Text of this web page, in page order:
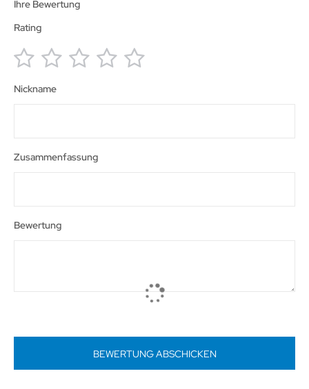
Ihre Bewertung
Rating
star
stars
stars
stars
stars
Nickname
Zusammenfassung
Bewertung
BEWERTUNG ABSCHICKEN